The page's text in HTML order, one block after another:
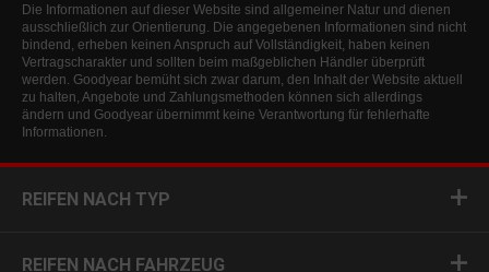
Die Informationen auf dieser Website sind allgemeiner Natur und dienen
ausschließlich zur Orientierung. Die angegebenen Informationen sind nicht
bindend, erheben keinen Anspruch auf Vollständigkeit, haben keinen
Vertragscharakter und sollten beim maßgeblichen Händler überprüft
werden. Goodyear bemüht sich zwar darum, den Inhalt der Website aktuell
zu halten, Angebote und Zahlungsmethoden können sich allerdings
ändern und Goodyear übernimmt keine Verantwortung für fehlerhafte
Informationen.
REIFEN NACH TYP
REIFEN NACH FAHRZEUG